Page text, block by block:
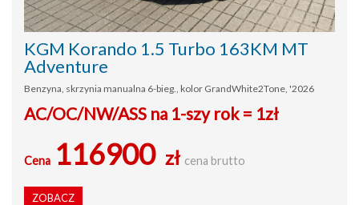
KGM Korando 1.5 Turbo 163KM MT
Adventure
Benzyna, skrzynia manualna 6-bieg., kolor GrandWhite2Tone, '2026
AC/OC/NW/ASS na 1-szy rok = 1zł
Cena 116900 zł cena brutto
ZOBACZ